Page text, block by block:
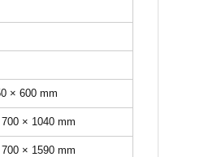
× 600 mm
× 1040 mm
× 1590 mm